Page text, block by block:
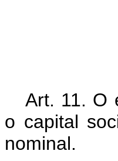
Art. 11. O
o capital
nominal.